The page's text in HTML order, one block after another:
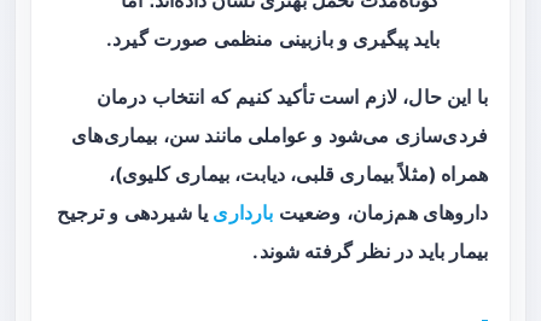
باید پیگیری و بازبینی منظمی صورت گیرد.
با این حال، لازم است تأکید کنیم که انتخاب درمان
فردی‌سازی می‌شود و عواملی مانند سن، بیماری‌های
همراه (مثلاً بیماری قلبی، دیابت، بیماری کلیوی)،
داروهای هم‌زمان، وضعیت بارداری یا شیردهی و ترجیح
بیمار باید در نظر گرفته شوند.